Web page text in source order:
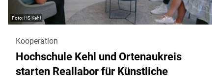
HS Kehl
Kooperation
Hochschule Kehl und Ortenaukreis
starten Reallabor für Künstliche